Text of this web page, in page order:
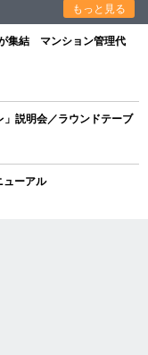
もっと見る
集結 マンション管理代
説明会／ラウンドテーブ
ーアル